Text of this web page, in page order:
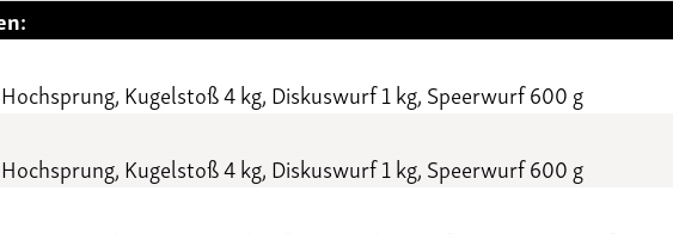
Kugelstoß 4 kg, Diskuswurf 1 kg, Speerwurf 600 g
Kugelstoß 4 kg, Diskuswurf 1 kg, Speerwurf 600 g